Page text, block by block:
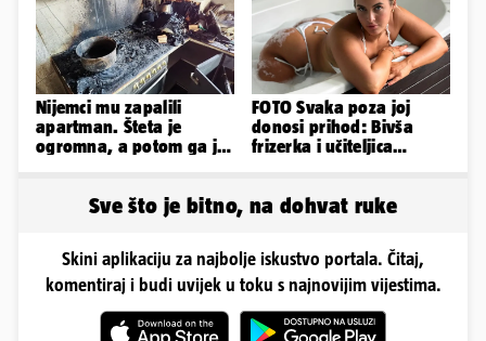
Nijemci mu zapalili
apartman. Šteta je
ogromna, a potom ga je
FOTO Svaka poza joj
donosi prihod: Bivša
frizerka i učiteljica
Sve što je bitno, na dohvat ruke
Skini aplikaciju za najbolje iskustvo portala. Čitaj,
komentiraj i budi uvijek u toku s najnovijim vijestima.